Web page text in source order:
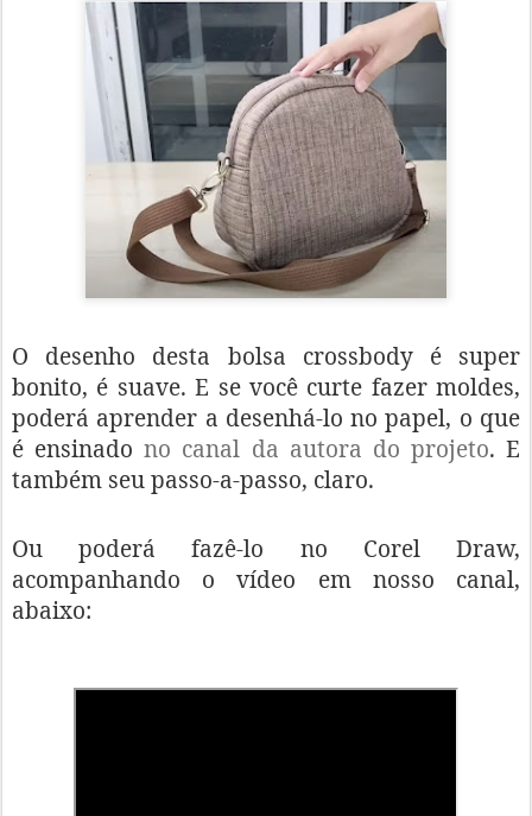
O desenho desta bolsa crossbody é super
bonito, é suave. E se você curte fazer moldes,
poderá aprender a desenhá-lo no papel, o que
é ensinadono canal da autora do projeto. E
também seu passo-a-passo, claro.
Ou poderá fazê-lo no Corel Draw,
acompanhando o vídeo em nosso canal,
abaixo: